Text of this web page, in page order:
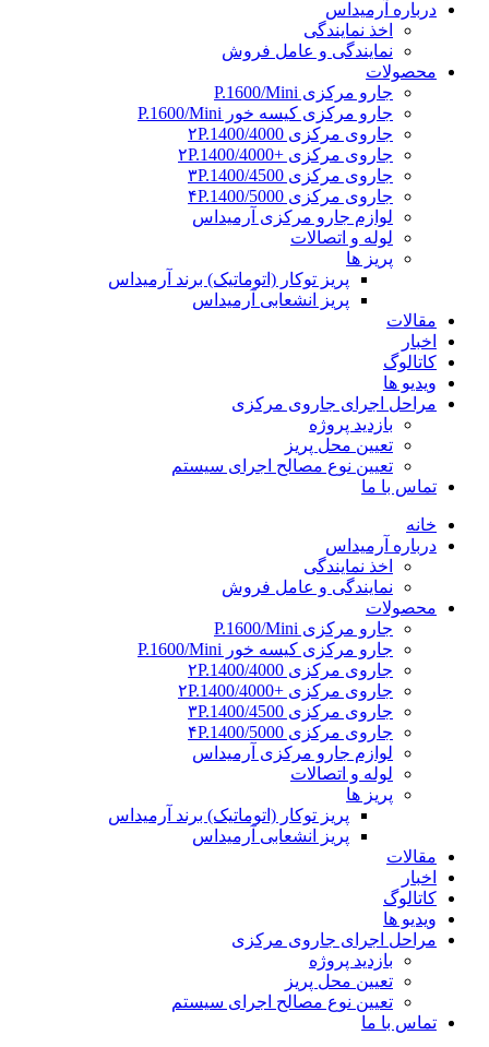
درباره آرمیداس
اخذ نمایندگی
نمایندگی و عامل فروش
محصولات
جارو مرکزی P.1600/Mini
جارو مرکزی کیسه خور P.1600/Mini
جاروی مرکزی ۲P.1400/4000
جاروی مرکزی +۲P.1400/4000
جاروی مرکزی ۳P.1400/4500
جاروی مرکزی ۴P.1400/5000
لوازم جارو مرکزی آرمیداس
لوله و اتصالات
پریز ها
پریز توکار (اتوماتیک) برند آرمیداس
پریز انشعابی آرمیداس
مقالات
اخبار
کاتالوگ
ویدیو ها
مراحل اجرای جاروی مرکزی
بازدید پروژه
تعیین محل پریز
تعیین نوع مصالح اجرای سیستم
تماس با ما
خانه
درباره آرمیداس
اخذ نمایندگی
نمایندگی و عامل فروش
محصولات
جارو مرکزی P.1600/Mini
جارو مرکزی کیسه خور P.1600/Mini
جاروی مرکزی ۲P.1400/4000
جاروی مرکزی +۲P.1400/4000
جاروی مرکزی ۳P.1400/4500
جاروی مرکزی ۴P.1400/5000
لوازم جارو مرکزی آرمیداس
لوله و اتصالات
پریز ها
پریز توکار (اتوماتیک) برند آرمیداس
پریز انشعابی آرمیداس
مقالات
اخبار
کاتالوگ
ویدیو ها
مراحل اجرای جاروی مرکزی
بازدید پروژه
تعیین محل پریز
تعیین نوع مصالح اجرای سیستم
تماس با ما